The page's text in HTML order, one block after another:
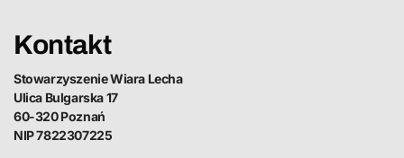
Kontakt
Stowarzyszenie Wiara Lecha
Ulica Bulgarska 17
60-320 Poznań
NIP 7822307225